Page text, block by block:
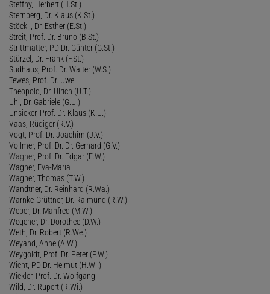
Steffny, Herbert (H.St.)
Sternberg, Dr. Klaus (K.St.)
Stöckli, Dr. Esther (E.St.)
Streit, Prof. Dr. Bruno (B.St.)
Strittmatter, PD Dr. Günter (G.St.)
Stürzel, Dr. Frank (F.St.)
Sudhaus, Prof. Dr. Walter (W.S.)
Tewes, Prof. Dr. Uwe
Theopold, Dr. Ulrich (U.T.)
Uhl, Dr. Gabriele (G.U.)
Unsicker, Prof. Dr. Klaus (K.U.)
Vaas, Rüdiger (R.V.)
Vogt, Prof. Dr. Joachim (J.V.)
Vollmer, Prof. Dr. Dr. Gerhard (G.V.)
Wagner, Prof. Dr. Edgar (E.W.)
Wagner, Eva-Maria
Wagner, Thomas (T.W.)
Wandtner, Dr. Reinhard (R.Wa.)
Warnke-Grüttner, Dr. Raimund (R.W.)
Weber, Dr. Manfred (M.W.)
Wegener, Dr. Dorothee (D.W.)
Weth, Dr. Robert (R.We.)
Weyand, Anne (A.W.)
Weygoldt, Prof. Dr. Peter (P.W.)
Wicht, PD Dr. Helmut (H.Wi.)
Wickler, Prof. Dr. Wolfgang
Wild, Dr. Rupert (R.Wi.)